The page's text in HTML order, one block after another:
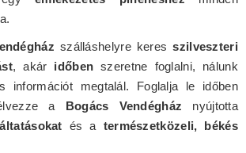
szálláshelyre keresszilveszteri
, akár időben szeretne foglalni, nálunk
információt megtalál. Foglalja le időben
a Bogács Vendégház nyújtotta
és a természetközeli, békés